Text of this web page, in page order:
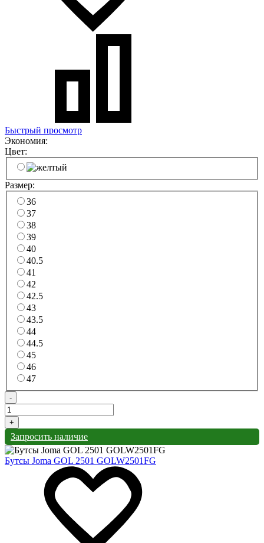
Быстрый просмотр
Экономия:
Цвет:
Размер:
36
37
38
39
40
40.5
41
42
42.5
43
43.5
44
44.5
45
46
47
-
+
Запросить наличие
Бутсы Joma GOL 2501 GOLW2501FG